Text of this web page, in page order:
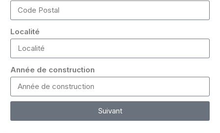
Localité
Année de construction
Suivant